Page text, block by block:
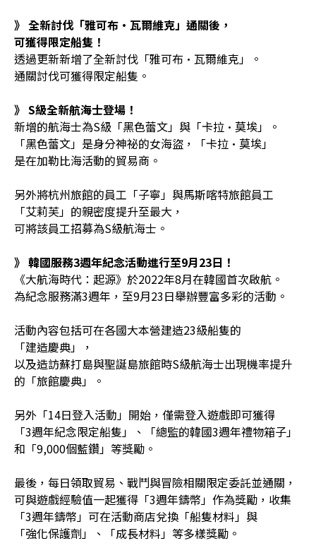
》 全新討伐「雅可布 · 瓦爾維克」通關後，
可獲得限定船隻！
透過更新新增了全新討伐「雅可布·瓦爾維克」。
通關討伐可獲得限定船隻。
》 S級全新航海士登場！
新增的航海士為S級「黑色蕾文」與「卡拉·莫埃」。
「黑色蕾文」是身分神祕的女海盜，「卡拉·莫埃」
是在加勒比海活動的貿易商。
另外將杭州旅館的員工「子寧」與馬斯喀特旅館員工
「艾莉芙」的親密度提升至最大，
可將該員工招募為S級航海士。
》 韓國服務3週年紀念活動進行至9月23日！
《大航海時代：起源》於2022年8月在韓國首次啟航。
為紀念服務滿3週年，至9月23日舉辦豐富多彩的活動。
活動內容包括可在各國大本營建造23級船隻的
「建造慶典」，
以及造訪蘇打島與聖誕島旅館時S級航海士出現機率提升
的「旅館慶典」。
另外「14日登入活動」開始，僅需登入遊戲即可獲得
「3週年紀念限定船隻」、「總監的韓國3週年禮物箱子」
和「9,000個藍鑽」等獎勵。
最後，每日領取貿易、戰鬥與冒險相關限定委託並通關，
可與遊戲經驗值一起獲得「3週年鑄幣」作為獎勵，收集
「3週年鑄幣」可在活動商店兌換「船隻材料」與
「強化保護劑」、「成長材料」等多樣獎勵。